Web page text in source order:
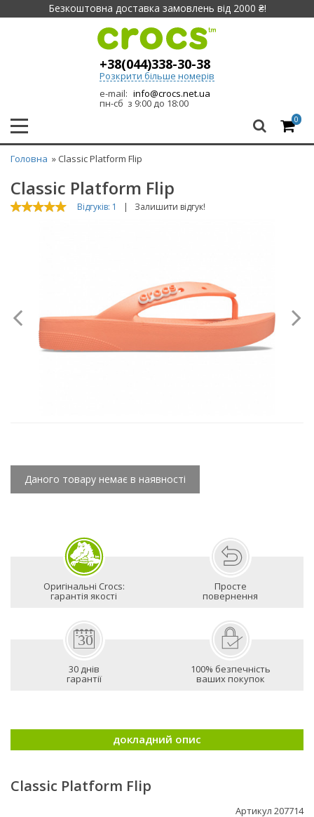
Безкоштовна доставка замовлень від 2000 ₴!
+38(044)338-30-38
Розкрити більше номерів
e-mail: info@crocs.net.ua
пн-сб з 9:00 до 18:00
0
Головна » Classic Platform Flip
Classic Platform Flip
Відгуків: 1 | Залишити відгук!
Даного товару немає в наявності
Оригінальні Crocs:
гарантія якості
Просте
повернення
30 днів
гарантії
100% безпечність
ваших покупок
докладний опис
Classic Platform Flip
Артикул 207714